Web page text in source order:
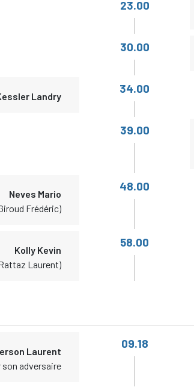
23.00
30.00
Landry
34.00
39.00
Neves Mario
Frédéric)
48.00
Kolly Kevin
Laurent)
58.00
Laurent
son adversaire
09.18